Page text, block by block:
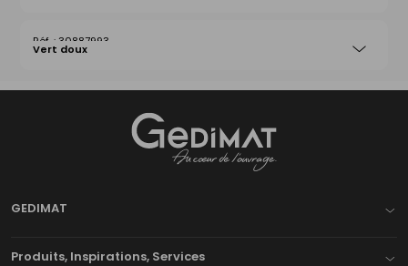
30887993
Vert doux
GEDIMAT
Produits, Inspirations, Services